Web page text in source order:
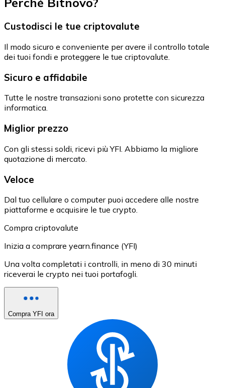
Custodisci le tue criptovalute
Il modo sicuro e conveniente per avere il controllo totale
dei tuoi fondi e proteggere le tue criptovalute.
Sicuro e affidabile
Tutte le nostre transazioni sono protette con sicurezza
informatica.
Miglior prezzo
Con gli stessi soldi, ricevi più YFI. Abbiamo la migliore
quotazione di mercato.
Veloce
Dal tuo cellulare o computer puoi accedere alle nostre
piattaforme e acquisire le tue crypto.
Compra criptovalute
Inizia a comprare yearn.finance (YFI)
Una volta completati i controlli, in meno di 30 minuti
riceverai le crypto nei tuoi portafogli.
Compra YFI ora